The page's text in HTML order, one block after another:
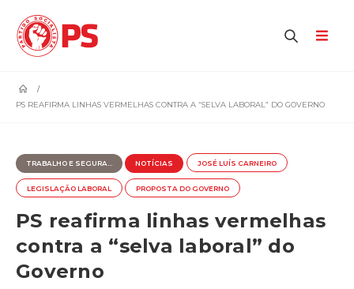
PS REAFIRMA LINHAS VERMELHAS CONTRA A “SELVA LABORAL” DO GOVERNO
TRABALHO E SEGURA... NOTÍCIAS JOSÉ LUÍS CARNEIRO
LEGISLAÇÃO LABORAL PROPOSTA DO GOVERNO
PS reafirma linhas vermelhas
contra a “selva laboral” do
Governo